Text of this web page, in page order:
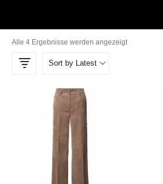
Alle 4 Ergebnisse werden angezeigt
Sort by Latest